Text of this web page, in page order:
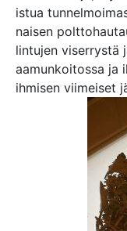
istua
naisen
lintujen viserrystä
aamunkoitossa ja
ihmisen viimeiset